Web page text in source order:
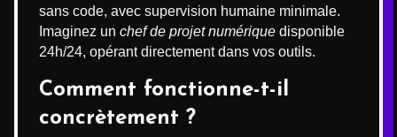
sans code, avec supervision humaine minimale.
Imaginez un chef de projet numérique disponible
24h/24, opérant directement dans vos outils.
Comment fonctionne-t-il
concrètement ?